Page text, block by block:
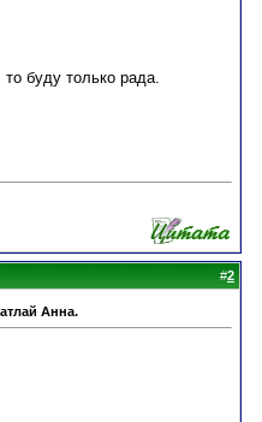
буду только рада.
#2
Анна.